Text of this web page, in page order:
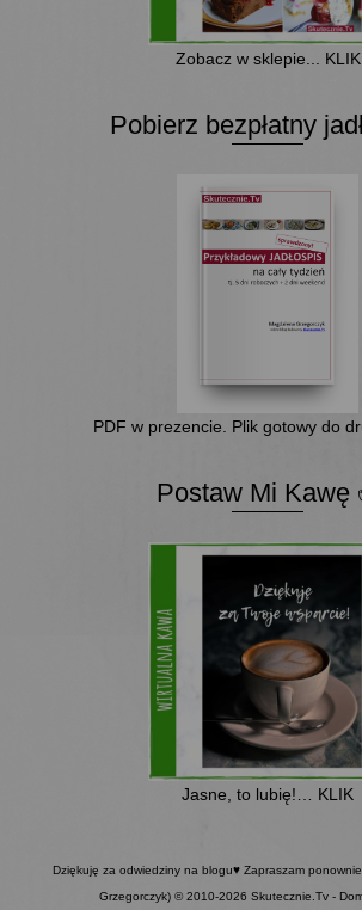
Zobacz w sklepie... KLIK
Pobierz bezpłatny
PDF w prezencie. Plik gotowy do
Postaw Mi Kawę
Jasne, to lubię!… KLIK
Dziękuję za odwiedziny na blogu♥ Zapraszam
Grzegorczyk) © 2010-2026 Skutecznie.Tv -